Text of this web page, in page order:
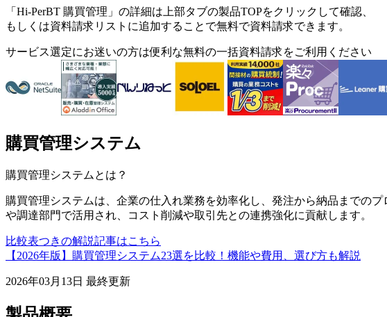
「 Hi-PerBT 購買管理 」の詳細は上部タブの製品TOPをクリックして確認、
もしくは資料請求リストに追加することで無料で資料請求できます。
サービス選定にお迷いの方は便利な無料の一括資料請求をご利用ください
購買管理システム
購買管理システム とは？
購買管理システムは、企業の仕入れ業務を効率化し、発注から納品までの
や調達部門で活用され、コスト削減や取引先との連携強化に貢献します。
比較表つきの解説記事はこちら
【2026年版】購買管理システム23選を比較！機能や費用、選び方も解説
2026年03月13日 最終更新